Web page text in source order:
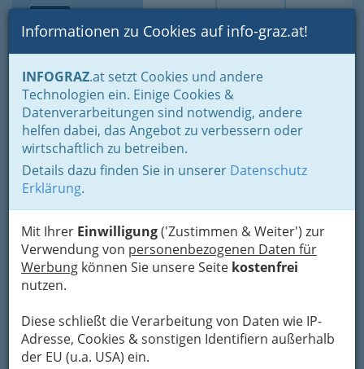
Suche Login Toggle
Informationen zu Cookies auf info-graz.at!
INFOGRAZ.at setzt Cookies und andere
Technologien ein. Einige Cookies &
Datenverarbeitungen sind notwendig, andere
helfen dabei, das Angebot zu verbessern oder
wirtschaftlich zu betreiben.
Details dazu finden Sie in unserer Datenschutz
Erklärung.
Mit Ihrer Einwilligung('Zustimmen & Weiter') zur
Verwendung von personenbezogenen Daten für
Werbung können Sie unsere Seite kostenfrei
nutzen.
Diese schließt die Verarbeitung von Daten wie IP-
Adresse, Cookies & sonstigen Identifiern außerhalb
der EU (u.a. USA) ein.
Home Branchen
Notdienste für (fast) alle Fälle
Soziale Dienste
Geburtenbuch
+43 316 872 - 5522